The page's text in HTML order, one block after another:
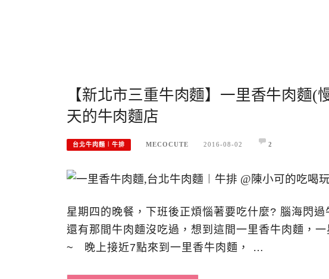
【新北市三重牛肉麵】一里香牛肉麵(
天的牛肉麵店
台北牛肉麵︱牛排 MECOCUTE 2016-08-02 2
星期四的晚餐，下班後正煩惱著要吃什麼? 腦海閃
還有那間牛肉麵沒吃過，想到這間一里香牛肉麵，
~ 晚上接近7點來到一里香牛肉麵， …